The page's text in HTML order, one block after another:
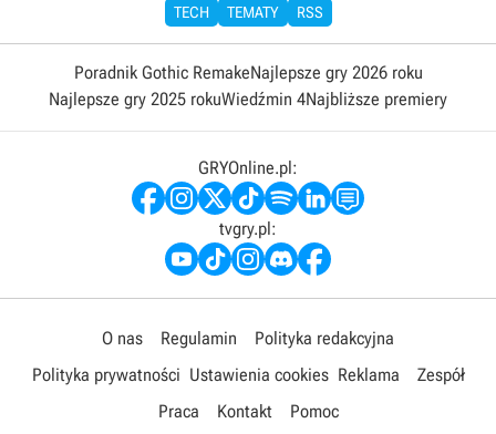
TECH
TEMATY RSS
Poradnik Gothic RemakeNajlepsze gry 2026 roku
Najlepsze gry 2025 rokuWiedźmin 4Najbliższe premiery
GRYOnline.pl:
tvgry.pl:
O nas Regulamin
Polityka redakcyjna
Polityka prywatności Ustawienia cookies Reklama
Zespół
Praca
Kontakt Pomoc